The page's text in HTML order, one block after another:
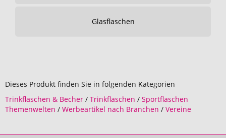
Glasflaschen
Dieses Produkt finden Sie in folgenden Kategorien
Trinkflaschen & Becher / Trinkflaschen / Sportflaschen
Themenwelten / Werbeartikel nach Branchen / Vereine